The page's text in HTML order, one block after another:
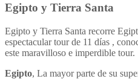
Egipto y Tierra Santa
Egipto y Tierra Santa recorre
espectacular tour de 11 días ,
este maravilloso e imperdible tour.
Egipto, La mayor parte de su